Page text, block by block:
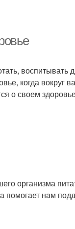
воспитывать
когда вокруг
о своем
организма
помогает нам